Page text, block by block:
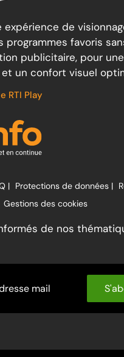
expérience de
favoris
publicitaire, pour une
un confort visuel
RTI Play
| Protections de données |
Gestions des cookies
de nos